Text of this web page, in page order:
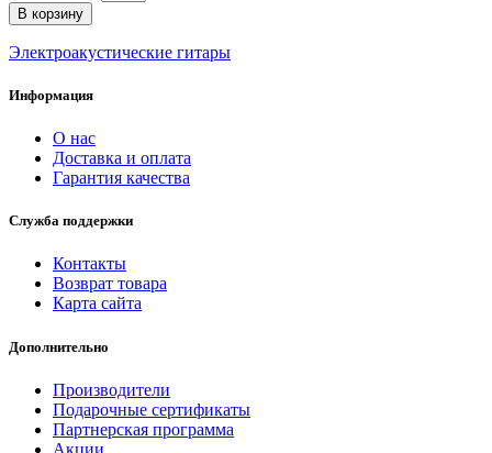
В корзину
Электроакустические гитары
Информация
О нас
Доставка и оплата
Гарантия качества
Служба поддержки
Контакты
Возврат товара
Карта сайта
Дополнительно
Производители
Подарочные сертификаты
Партнерская программа
Акции